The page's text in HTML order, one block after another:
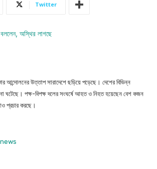
Twitter
আন্দোলনের উত্তাপ সারাদেশে ছড়িয়ে পড়েছে। দেশের বিভিন্ন
ঘটেছে। পক্ষ-বিপক্ষ দলের সংঘর্ষে আহত ও নিহত হয়েছেন বেশ কজন
প্রচার করছে।